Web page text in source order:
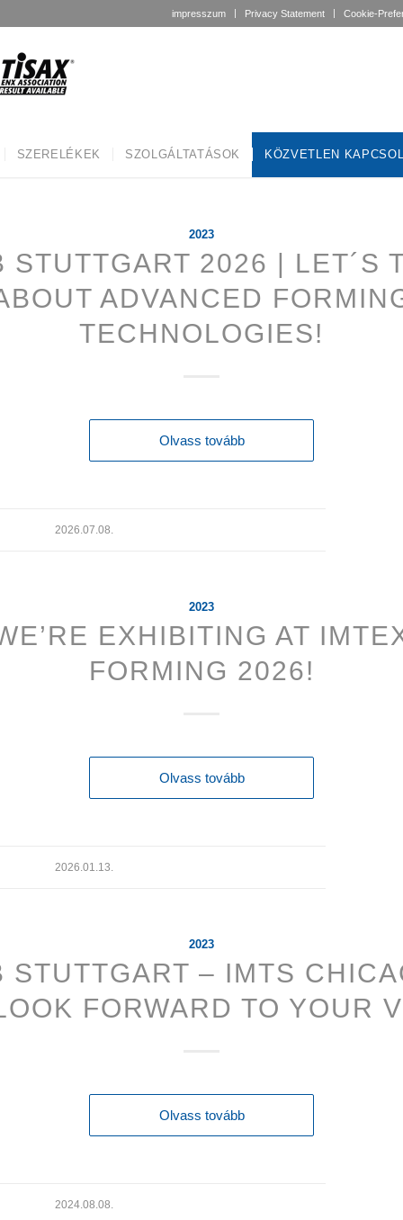
impresszum Privacy Statement Cookie-
SZERELÉKEK SZOLGÁLTATÁSOK KÖZVETLEN
2023
STUTTGART 2026 | LET´S
ADVANCED
TECHNOLOGIES!
Olvass tovább
2026.07.08.
2023
EXHIBITING AT
FORMING 2026!
Olvass tovább
2026.01.13.
2023
STUTTGART – IMTS
FORWARD TO YOUR
Olvass tovább
2024.08.08.